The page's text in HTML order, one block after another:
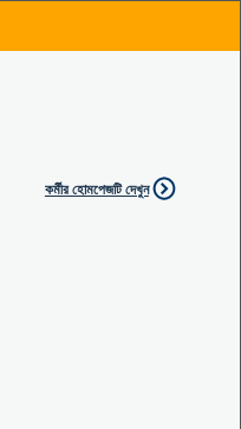
কর্মীর হোমপেজটি দেখুন